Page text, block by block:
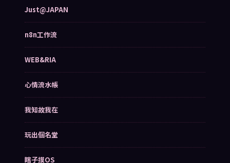
Just@JAPAN
n8n工作流
WEB&RIA
心情流水帳
我知故我在
玩出個名堂
瞎子摸OS